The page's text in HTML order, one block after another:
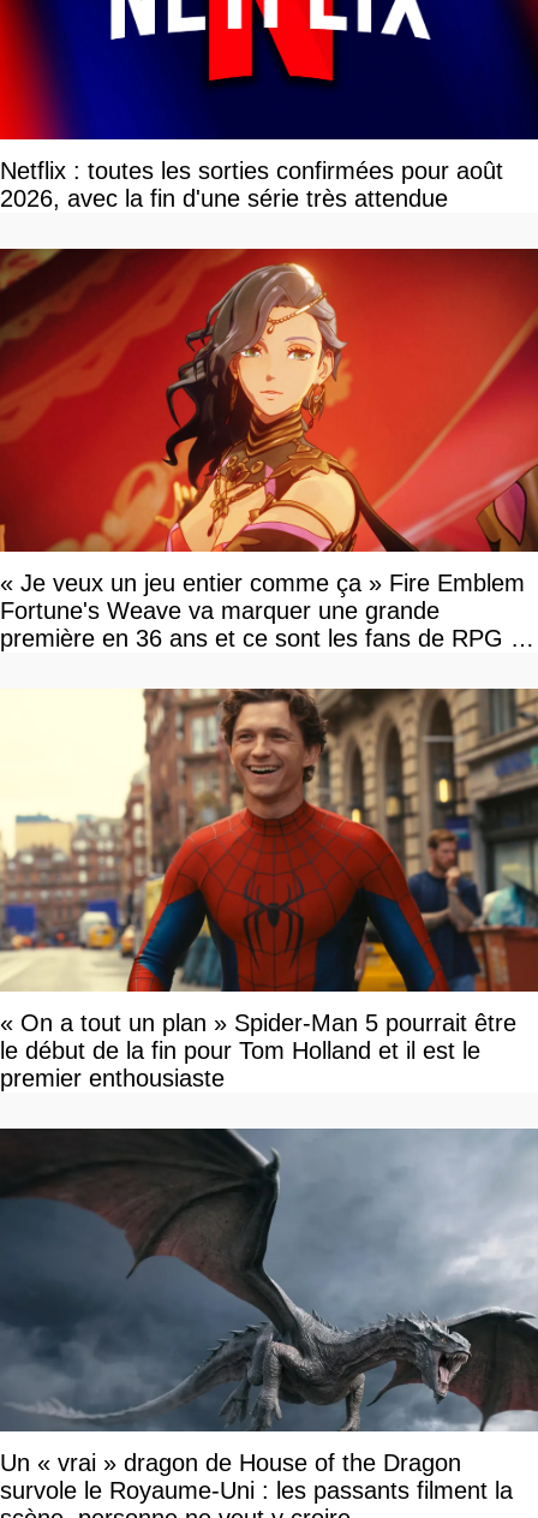
Netflix : toutes les sorties confirmées pour août
2026, avec la fin d'une série très attendue
« Je veux un jeu entier comme ça » Fire Emblem
Fortune's Weave va marquer une grande
première en 36 ans et ce sont les fans de RPG en
« On a tout un plan » Spider-Man 5 pourrait être
le début de la fin pour Tom Holland et il est le
premier enthousiaste
Un « vrai » dragon de House of the Dragon
survole le Royaume-Uni : les passants filment la